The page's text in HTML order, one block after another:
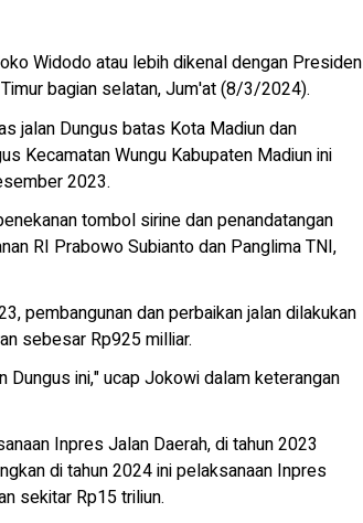
Widodo atau lebih dikenal dengan Presiden
bagian selatan, Jum'at (8/3/2024).
jalan Dungus batas Kota Madiun dan
Kecamatan Wungu Kabupaten Madiun ini
2023.
tombol sirine dan penandatangan
RI Prabowo Subianto dan Panglima TNI,
pembangunan dan perbaikan jalan dilakukan
sebesar Rp925 milliar.
Dungus ini," ucap Jokowi dalam keterangan
Inpres Jalan Daerah, di tahun 2023
di tahun 2024 ini pelaksanaan Inpres
sekitar Rp15 triliun.